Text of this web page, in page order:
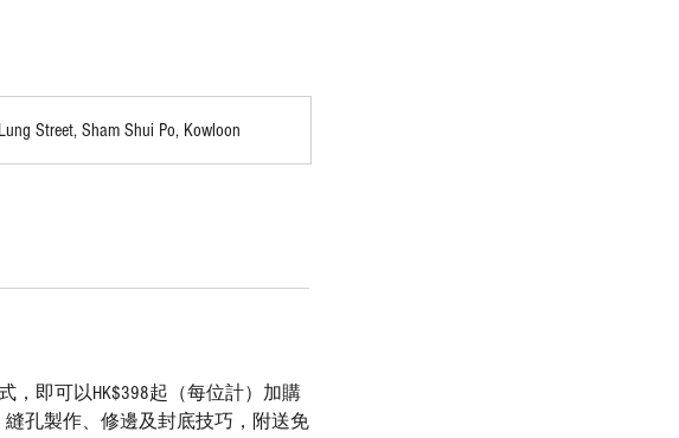
Street, Sham Shui Po, Kowloon
，即可以HK$398起（每位計）加購
孔製作、修邊及封底技巧，附送免